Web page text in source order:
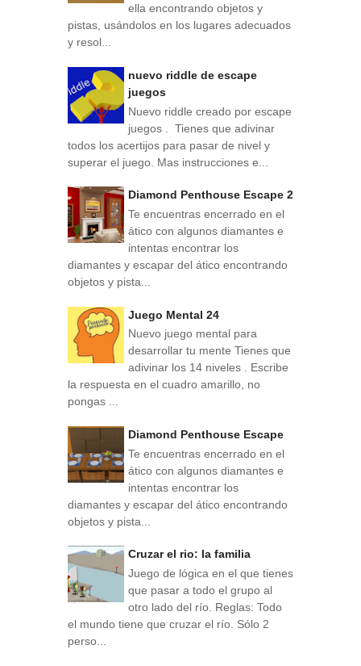
ella encontrando objetos y
pistas, usándolos en los lugares adecuados
y resol...
nuevo riddle de escape
juegos
Nuevo riddle creado por escape
juegos . Tienes que adivinar
todos los acertijos para pasar de nivel y
superar el juego. Mas instrucciones e...
Diamond Penthouse Escape 2
Te encuentras encerrado en el
ático con algunos diamantes e
intentas encontrar los
diamantes y escapar del ático encontrando
objetos y pista...
Juego Mental 24
Nuevo juego mental para
desarrollar tu mente Tienes que
adivinar los 14 niveles . Escribe
la respuesta en el cuadro amarillo, no
pongas ...
Diamond Penthouse Escape
Te encuentras encerrado en el
ático con algunos diamantes e
intentas encontrar los
diamantes y escapar del ático encontrando
objetos y pista...
Cruzar el rio: la familia
Juego de lógica en el que tienes
que pasar a todo el grupo al
otro lado del río. Reglas: Todo
el mundo tiene que cruzar el río. Sólo 2
perso...